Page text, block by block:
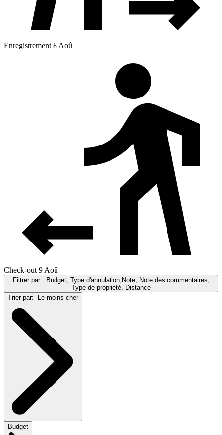
Enregistrement 8 Aoû
Check-out 9 Aoû
Filtrer par: Budget, Type d'annulation,Note, Note des commentaires,
Type de propriété, Distance
Trier par: Le moins cher
Budget